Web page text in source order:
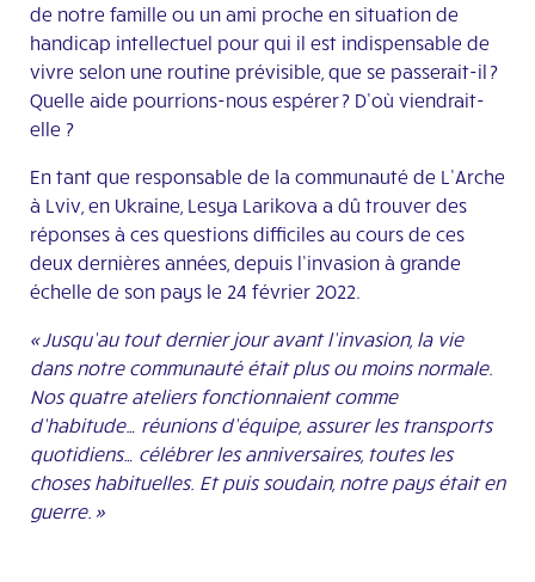
de notre famille ou un ami proche en situation de
handicap intellectuel pour qui il est indispensable de
vivre selon une routine prévisible, que se passerait-il ?
Quelle aide pourrions-nous espérer ? D’où viendrait-
elle ?
En tant que responsable de la communauté de L’Arche
à Lviv, en Ukraine, Lesya Larikova a dû trouver des
réponses à ces questions difficiles au cours de ces
deux dernières années, depuis l’invasion à grande
échelle de son pays le 24 février 2022.
« Jusqu’au tout dernier jour avant l’invasion, la vie
dans notre communauté était plus ou moins normale.
Nos quatre ateliers fonctionnaient comme
d’habitude… réunions d’équipe, assurer les transports
quotidiens… célébrer les anniversaires, toutes les
choses habituelles. Et puis soudain, notre pays était en
guerre. »